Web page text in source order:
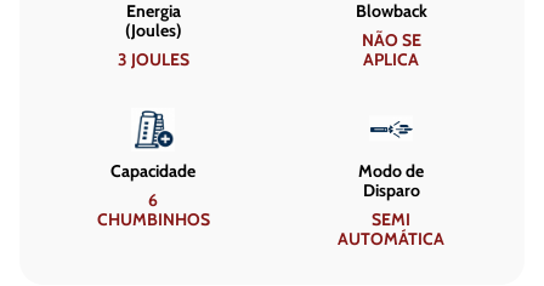
Energia
(Joules)
3 JOULES
Blowback
NÃO SE
APLICA
Capacidade
6
CHUMBINHOS
Modo de
Disparo
SEMI
AUTOMÁTICA